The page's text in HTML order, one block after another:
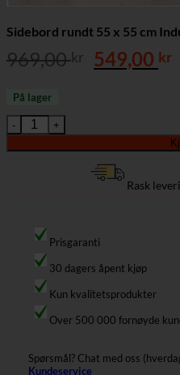
Sidebord rundt 55 x 55 cm
969,00kr
pris
549,00 kr
På lager
Sidebord rundt 55 x 55 cm
Rask
Prisgaranti
30 dagers åpent kjøp
Kun kvalitetsprodukter
Over 500 000 fornøyde
Spørsmål? Chat med oss
Kundeservice